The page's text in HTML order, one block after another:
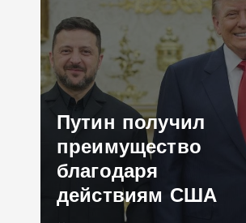
Путин получил
преимущество
благодаря
действиям США